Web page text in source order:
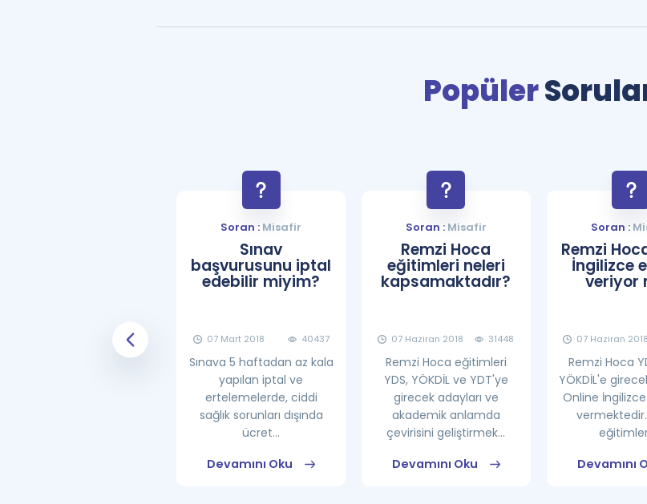
Popüler
25869
Soran : Misafir
Sınav
başvurusunu iptal
edebilir miyim?
07 Mart 2018 40437
Sınava 5 haftadan az kala
yapılan iptal ve
ertelemelerde, ciddi
sağlık sorunları dışında
ücret...
Devamını Oku
Soran :Misafir
Remzi Hoca
eğitimleri neleri
kapsamaktadır?
07 Haziran 2018 31448
Remzi Hoca eğitimleri
YDS, YÖKDİL ve YDT'ye
girecek adayları ve
akademik anlamda
çevirisini geliştirmek...
Devamını Oku
Soran :
Remzi
İngilizce
veriyor
07 Haziran 2018
Remzi Hoca
YÖKDİL'e
Online
Devamını